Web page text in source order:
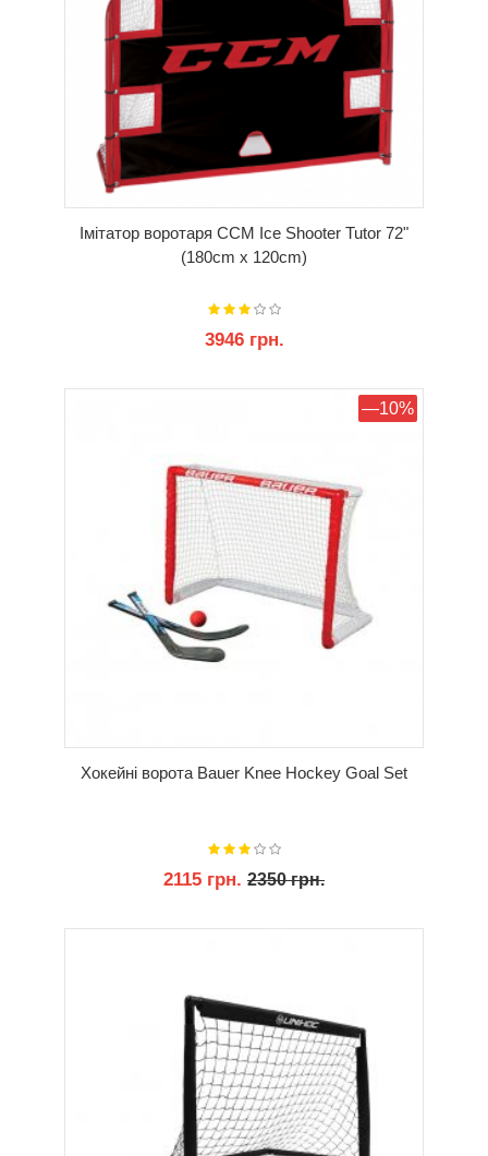
Імітатор воротаря CCM Ice Shooter Tutor 72"
(180cm x 120cm)
3946 грн.
—10%
Хокейні ворота Bauer Knee Hockey Goal Set
2115 грн. 2350 грн.